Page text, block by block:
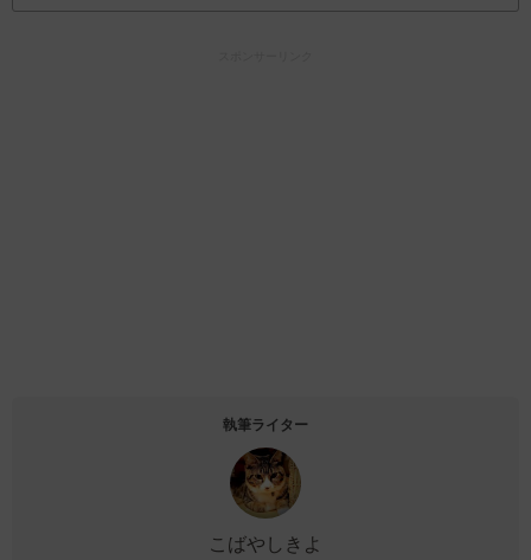
執筆ライター
こばやしきよ